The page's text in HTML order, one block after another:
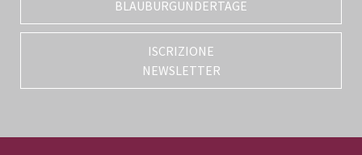
BLAUBURGUNDERTAGE
ISCRIZIONE
NEWSLETTER